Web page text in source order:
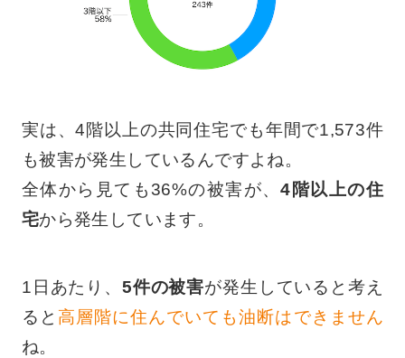
実は、4階以上の共同住宅でも年間で1,573件
も被害が発生しているんですよね。
全体から見ても36%の被害が、4階以上の住
宅から発生しています。
1日あたり、 5件の被害が発生していると考え
ると 高層階に住んでいても油断はできません
ね。